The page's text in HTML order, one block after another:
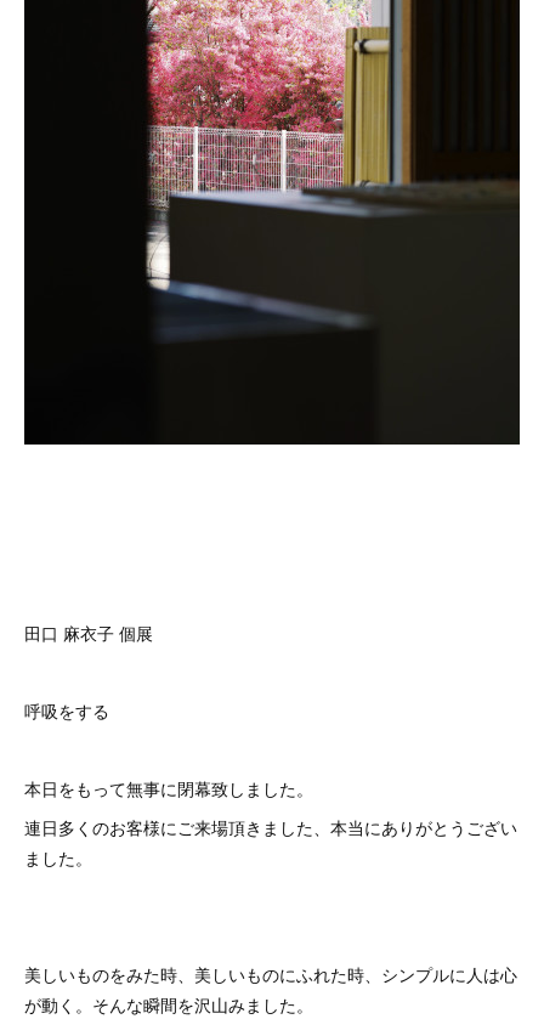
田口 麻衣子 個展
呼吸をする
本日をもって無事に閉幕致しました。
連日多くのお客様にご来場頂きました、本当にありがとうござい
ました。
美しいものをみた時、美しいものにふれた時、シンプルに人は心
が動く。そんな瞬間を沢山みました。